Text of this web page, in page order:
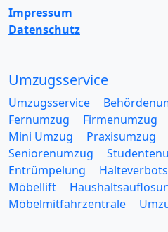
Impressum
Datenschutz
Umzugsservice
Umzugsservice
Fernumzug
Firmenumzug
Mini Umzug
Praxisumzug
Seniorenumzug
Entrümpelung
Möbellift
Möbelmitfahrzentrale